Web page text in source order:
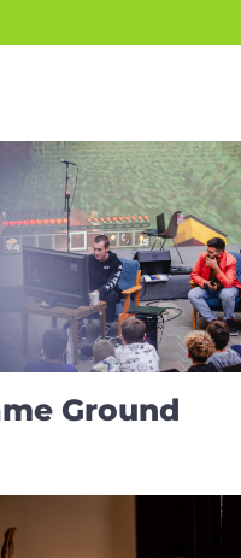
Ground